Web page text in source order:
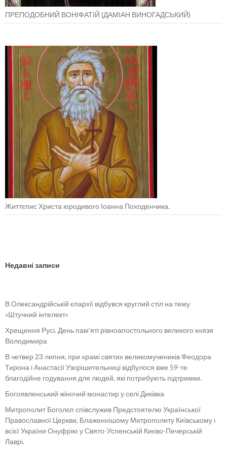
ПРЕПОДОБНИЙ ВОНІФАТІЙ (ДАМІАН ВИНОГАДСЬКИЙ)
Життєпис Христа юродивого Іоанна Походенчика.
Недавні записи
В Олександрійській єпархії відбувся круглий стіл на тему
«Штучний інтелект»
Хрещення Русі. День пам’яті рівноапостольного великого князя
Володимира
В четвер 23 липня, при храмі святих великомучеників Феодора
Тирона і Анастасії Узорішительниці відбулося вже 59-те
благодійне годування для людей, які потребують підтримки.
Богоявленський жіночий монастир у селі Диківка
Митрополит Боголєп співслужив Предстоятелю Української
Православної Церкви, Блаженнішому Митрополиту Київському і
всієї України Онуфрію у Свято-Успенській Києво-Печерській
Лаврі.